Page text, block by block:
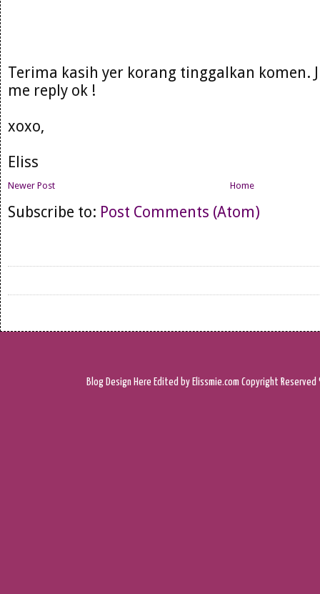
Terima kasih yer korang tinggalkan komen.
me reply ok !
xoxo,
Eliss
Newer Post Home
Subscribe to: Post Comments (Atom)
Blog Design Here Edited by Elissmie.com Copyright Reserved